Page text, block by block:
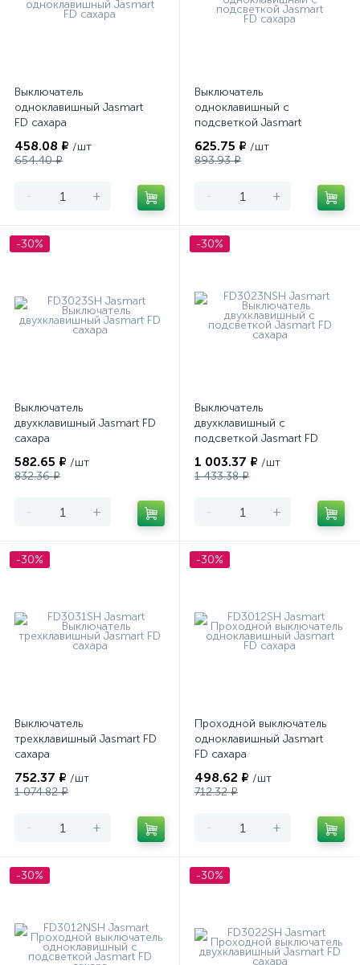
Выключатель
одноклавишный Jasmart
FD сахара
458.08 ₽ /шт
654.40 ₽
- +
Выключатель
одноклавишный с
подсветкой Jasmart
625.75 ₽ /шт
893.93 ₽
- +
-30%
Выключатель
двухклавишный Jasmart FD
сахара
582.65 ₽ /шт
832.36 ₽
- +
-30%
Выключатель
двухклавишный с
подсветкой Jasmart FD
1 003.37 ₽ /шт
1 433.38 ₽
- +
-30%
Выключатель
трехклавишный Jasmart FD
сахара
752.37 ₽ /шт
1 074.82 ₽
- +
-30%
Проходной выключатель
одноклавишный Jasmart
FD сахара
498.62 ₽ /шт
712.32 ₽
- +
-30% -30%